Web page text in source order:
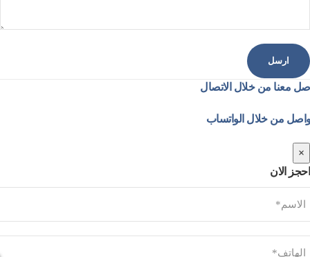
معنا من خلال الاتصال
من خلال الواتساب
×
احجز الان